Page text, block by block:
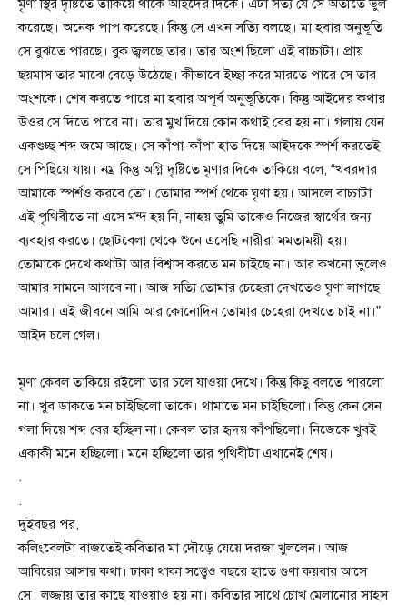
মৃণা স্থির দৃষ্টিতে তাকিয়ে থাকে আইদের দিকে। এটা সত্য যে সে অতীতে ভুল
করেছে। অনেক পাপ করেছে। কিন্তু সে এখন সত্যি বলছে। মা হবার অনুভূতি
সে বুঝতে পারছে। বুক জ্বলছে তার। তার অংশ ছিলো এই বাচ্চাটা। প্রায়
ছয়মাস তার মাঝে বেড়ে উঠেছে। কীভাবে ইচ্ছা করে মারতে পারে সে তার
অংশকে। শেষ করতে পারে মা হবার অপূর্ব অনুভূতিকে। কিন্তু আইদের কথার
উওর সে দিতে পারে না। তার মুখ দিয়ে কোন কথাই বের হয় না। গলায় যেন
একগুচ্ছ শব্দ জমে আছে। সে কাঁপা-কাঁপা হাত দিয়ে আইদকে স্পর্শ করতেই
সে পিছিয়ে যায়। নম্র কিন্তু অগ্নি দৃষ্টিতে মৃণার দিকে তাকিয়ে বলে, “খবরদার
আমাকে স্পর্শও করবে তো। তোমার স্পর্শ থেকে ঘৃণা হয়। আসলে বাচ্চাটা
এই পৃথিবীতে না এসে মন্দ হয় নি, নাহয় তুমি তাকেও নিজের স্বার্থের জন্য
ব্যবহার করতে। ছোটবেলা থেকে শুনে এসেছি নারীরা মমতাময়ী হয়।
তোমাকে দেখে কথাটা আর বিশ্বাস করতে মন চাইছে না। আর কখনো ভুলেও
আমার সামনে আসবে না। আজ সত্যি তোমার চেহেরা দেখতেও ঘৃণা লাগছে
আমার। এই জীবনে আমি আর কোনোদিন তোমার চেহেরা দেখতে চাই না।”
আইদ চলে গেল।
মৃণা কেবল তাকিয়ে রইলো তার চলে যাওয়া দেখে। কিন্তু কিছু বলতে পারলো
না। খুব ডাকতে মন চাইছিলো তাকে। থামাতে মন চাইছিলো। কিন্তু কেন যেন
গলা দিয়ে শব্দ বের হচ্ছিল না। কেবল তার হৃদয় কাঁপছিলো। নিজেকে খুবই
একাকী মনে হচ্ছিলো। মনে হচ্ছিলো তার পৃথিবীটা এখানেই শেষ।
.
.
দুইবছর পর,
কলিংবেলটা বাজতেই কবিতার মা দৌড়ে যেয়ে দরজা খুললেন। আজ
আবিরের আসার কথা। ঢাকা থাকা সত্ত্বেও বছরে হাতে গুণা কয়বার আসে
সে। লজ্জায় তার কাছে যাওয়াও হয় না। কবিতার সাথে চোখ মেলানোর সাহস